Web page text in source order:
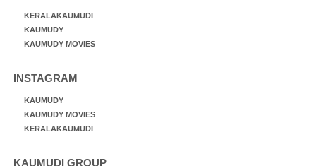
KERALAKAUMUDI
KAUMUDY
KAUMUDY MOVIES
INSTAGRAM
KAUMUDY
KAUMUDY MOVIES
KERALAKAUMUDI
KAUMUDI GROUP